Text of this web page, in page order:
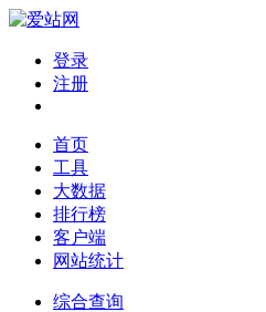
登录
注册
首页
工具
大数据
排行榜
客户端
网站统计
综合查询